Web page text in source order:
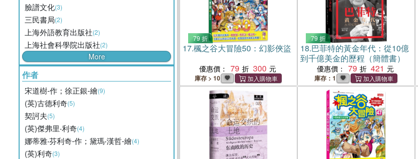
臉譜文化(3)
三民書局(2)
上海外語教育出版社(2)
上海社會科學院出版社(2)
More
作者
宋道樹-作；徐正銀-繪(9)
(英)古德利奇(5)
契訶夫(5)
(英)傑弗里‧利奇(4)
娜蒂雅‧芬利奇-作；黛瑪‧漢哲-繪(4)
(英)利奇(3)
79 折
17.楓之谷大冒險50：幻影俠盜
優惠價： 79 300
庫存 > 10
79 折
18.巴菲特的黃金年代：從10億
到千億美金的歷程（簡體書）
優惠價： 79 421
庫存：1